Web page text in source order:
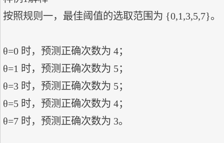
按照规则一，最佳阈值的选取范围为 {0,1,3,5,7}。
θ=0 时，预测正确次数为 4；
θ=1 时，预测正确次数为 5；
θ=3 时，预测正确次数为 5；
θ=5 时，预测正确次数为 4；
θ=7 时，预测正确次数为 3。